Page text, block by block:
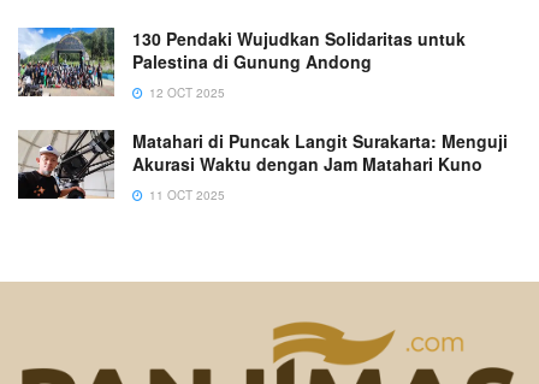
130 Pendaki Wujudkan Solidaritas untuk
Palestina di Gunung Andong
12 OCT 2025
Matahari di Puncak Langit Surakarta: Menguji
Akurasi Waktu dengan Jam Matahari Kuno
11 OCT 2025